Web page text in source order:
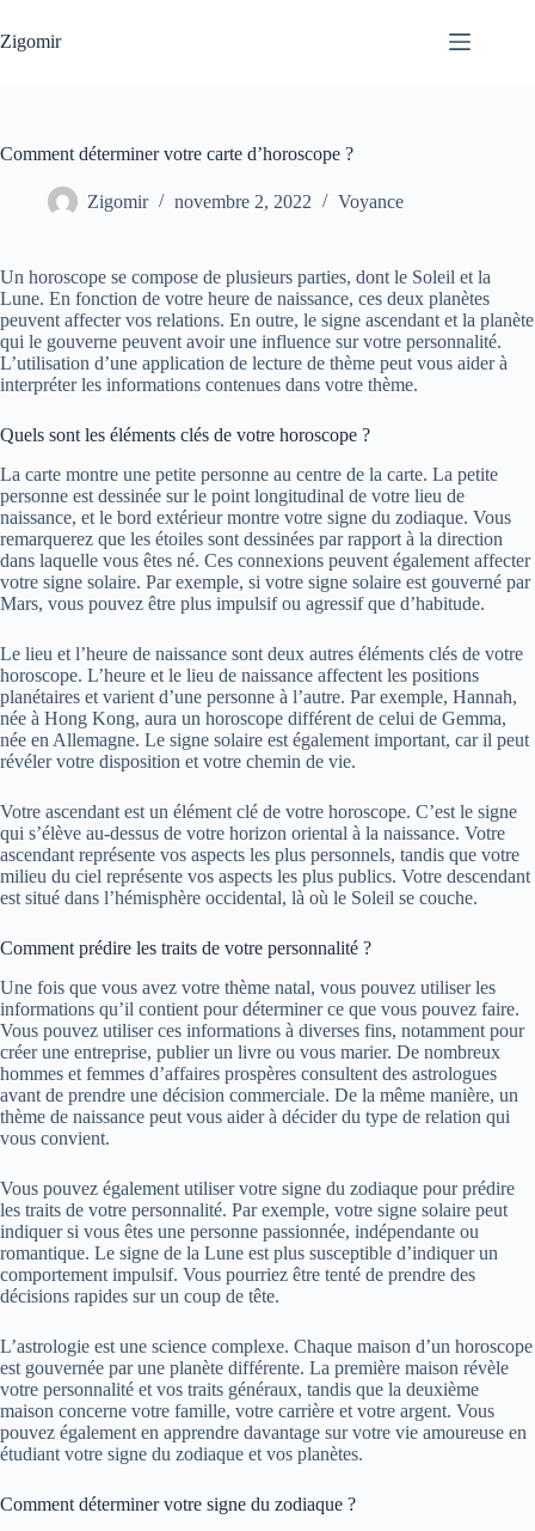
au
contenu
Zigomir
Comment déterminer votre carte d’horoscope ?
Zigomir novembre 2, 2022 Voyance
Un horoscope se compose de plusieurs parties, dont le Soleil et la
Lune. En fonction de votre heure de naissance, ces deux planètes
peuvent affecter vos relations. En outre, le signe ascendant et la planète
qui le gouverne peuvent avoir une influence sur votre personnalité.
L’utilisation d’une application de lecture de thème peut vous aider à
interpréter les informations contenues dans votre thème.
Quels sont les éléments clés de votre horoscope ?
La carte montre une petite personne au centre de la carte. La petite
personne est dessinée sur le point longitudinal de votre lieu de
naissance, et le bord extérieur montre votre signe du zodiaque. Vous
remarquerez que les étoiles sont dessinées par rapport à la direction
dans laquelle vous êtes né. Ces connexions peuvent également affecter
votre signe solaire. Par exemple, si votre signe solaire est gouverné par
Mars, vous pouvez être plus impulsif ou agressif que d’habitude.
Le lieu et l’heure de naissance sont deux autres éléments clés de votre
horoscope. L’heure et le lieu de naissance affectent les positions
planétaires et varient d’une personne à l’autre. Par exemple, Hannah,
née à Hong Kong, aura un horoscope différent de celui de Gemma,
née en Allemagne. Le signe solaire est également important, car il peut
révéler votre disposition et votre chemin de vie.
Votre ascendant est un élément clé de votre horoscope. C’est le signe
qui s’élève au-dessus de votre horizon oriental à la naissance. Votre
ascendant représente vos aspects les plus personnels, tandis que votre
milieu du ciel représente vos aspects les plus publics. Votre descendant
est situé dans l’hémisphère occidental, là où le Soleil se couche.
Comment prédire les traits de votre personnalité ?
Une fois que vous avez votre thème natal, vous pouvez utiliser les
informations qu’il contient pour déterminer ce que vous pouvez faire.
Vous pouvez utiliser ces informations à diverses fins, notamment pour
créer une entreprise, publier un livre ou vous marier. De nombreux
hommes et femmes d’affaires prospères consultent des astrologues
avant de prendre une décision commerciale. De la même manière, un
thème de naissance peut vous aider à décider du type de relation qui
vous convient.
Vous pouvez également utiliser votre signe du zodiaque pour prédire
les traits de votre personnalité. Par exemple, votre signe solaire peut
indiquer si vous êtes une personne passionnée, indépendante ou
romantique. Le signe de la Lune est plus susceptible d’indiquer un
comportement impulsif. Vous pourriez être tenté de prendre des
décisions rapides sur un coup de tête.
L’astrologie est une science complexe. Chaque maison d’un horoscope
est gouvernée par une planète différente. La première maison révèle
votre personnalité et vos traits généraux, tandis que la deuxième
maison concerne votre famille, votre carrière et votre argent. Vous
pouvez également en apprendre davantage sur votre vie amoureuse en
étudiant votre signe du zodiaque et vos planètes.
Comment déterminer votre signe du zodiaque ?